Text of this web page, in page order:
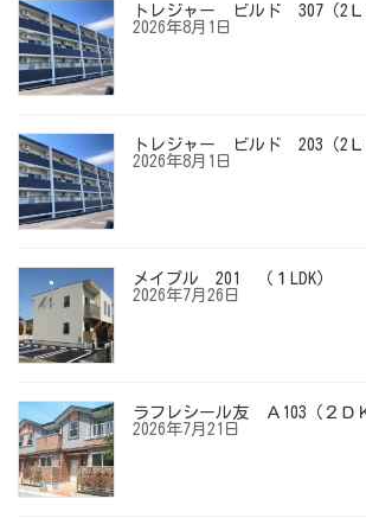
トレジャー ビルド 307（2Ｌ
2026年8月1日
トレジャー ビルド 203（2Ｌ
2026年8月1日
メイプル 201 （１LDK）
2026年7月26日
ラフレシール友 Ａ103（２Ｄ
2026年7月21日